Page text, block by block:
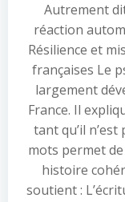
Autrement
réaction
Résilience et
françaises Le
largement
France. Il
tant qu’il
mots permet
histoire
soutient :